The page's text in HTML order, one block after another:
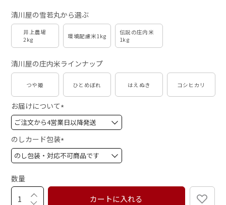
清川屋の雪若丸から選ぶ
井上農場
2kg
環境配慮米1kg
伝説の庄内米
1kg
清川屋の庄内米ラインナップ
つや姫 ひとめぼれ はえぬき コシヒカリ
お届けについて
(
必
須
)
のしカード包装
(
必
数量
カートに入れる